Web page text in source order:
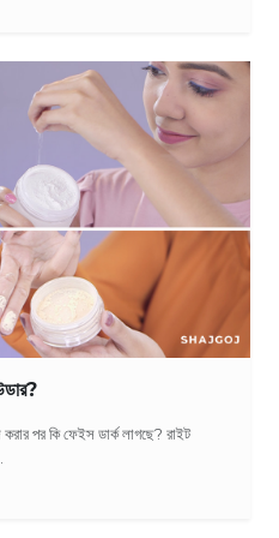
পর কি ফেইস ডার্ক লাগছে? রাইট